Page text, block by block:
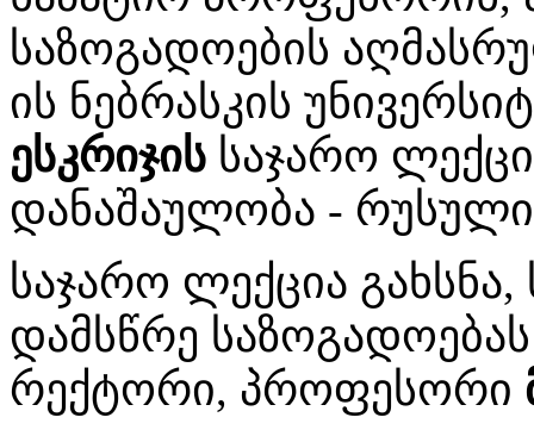
საზოგადოების
ის ნებრასკის
ესკრიჯის საჯარო
დანაშაულობა -
საჯარო ლექცია
დამსწრე
რექტორი, პროფესორი